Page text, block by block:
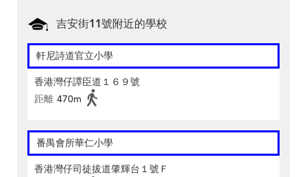
吉安街11號附近的學校
軒尼詩道官立小學
香港灣仔譚臣道１６９號
距離 470m
番禺會所華仁小學
香港灣仔司徒拔道肇輝台１號Ｆ